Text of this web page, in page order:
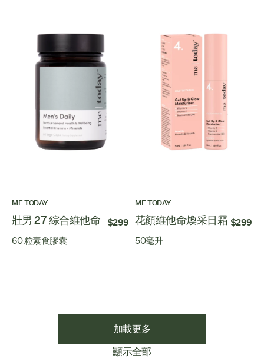
ME TODAY
壯男 27 綜合維他命 $299
60 粒素食膠囊
ME TODAY
花顏維他命煥采日霜 $299
50毫升
加載更多
顯示全部